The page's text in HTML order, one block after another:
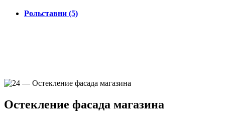
Рольставни (5)
Остекление фасада магазина